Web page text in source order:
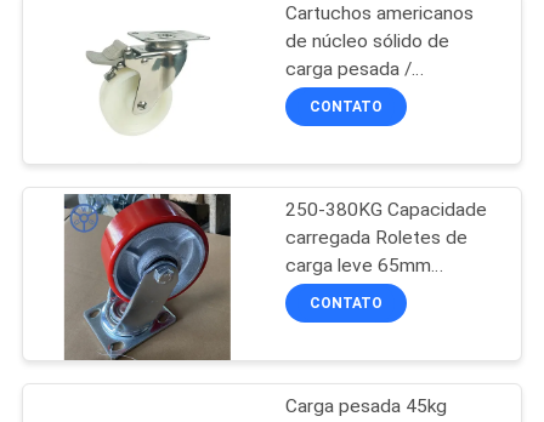
Garantindo Durabilidade
de Longa Duração
Cartuchos americanos
de núcleo sólido de
carga pesada /
Cartuchos para móveis
120-250KG
CONTATO
250-380KG Capacidade
carregada Roletes de
carga leve 65mm
Tamanho da roda
Roletas industriais
carrinhos
CONTATO
Carga pesada 45kg